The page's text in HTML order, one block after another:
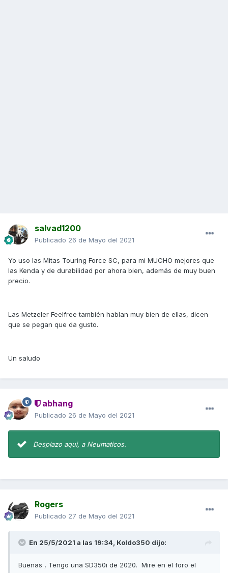
salvad1200
Publicado 26 de Mayo del 2021
Yo uso las Mitas Touring Force SC, para mi MUCHO mejores que
las Kenda y de durabilidad por ahora bien, además de muy buen
precio.
Las Metzeler Feelfree también hablan muy bien de ellas, dicen
que se pegan que da gusto.
Un saludo
abhang
Publicado 26 de Mayo del 2021
Desplazo aqui, a Neumaticos.
Rogers
Publicado 27 de Mayo del 2021
En 25/5/2021 a las 19:34, Koldo350 dijo:
Buenas , Tengo una SD350i de 2020. Mire en el foro el